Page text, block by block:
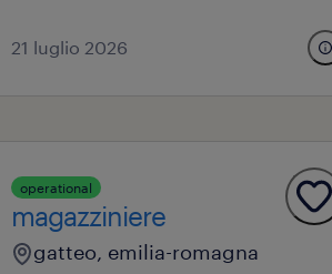
21 luglio 2026
operational
magazziniere
gatteo, emilia-romagna